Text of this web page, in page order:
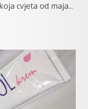
cvjeta od maja...